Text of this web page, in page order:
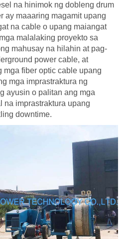
na hinimok ng dobleng drum
ay maaaring magamit upang
na cable o upang maiangat
malalaking proyekto sa
mahusay na hilahin at pag-
power cable, at
mga fiber optic cable upang
mga imprastraktura ng
ayusin o palitan ang mga
na imprastraktura upang
downtime.